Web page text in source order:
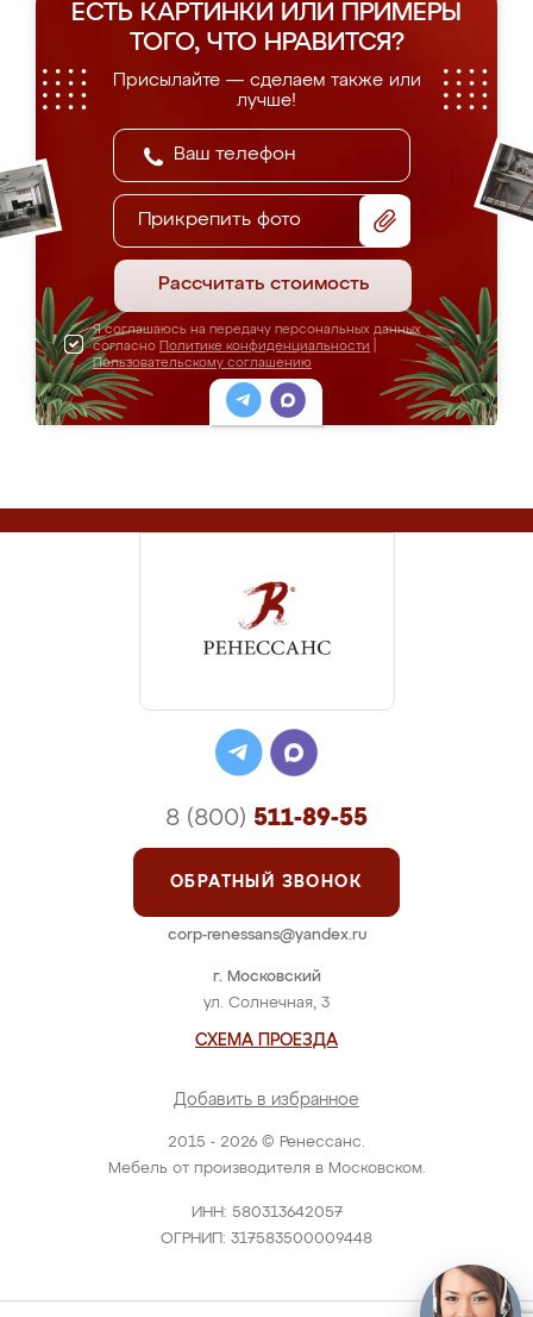
ЕСТЬ КАРТИНКИ ИЛИ ПРИМЕРЫ
ТОГО, ЧТО НРАВИТСЯ?
Присылайте — сделаем также или
лучше!
Прикрепить фото
Рассчитать стоимость
Я соглашаюсь на передачу персональных данных
согласно Политике конфиденциальности
Пользовательскому соглашению
2015 - 2026 © Ренессанс.
Мебель от производителя в Московском.
ИНН: 580313642057
ОГРНИП: 317583500009448
г. Московский
ул. Солнечная, 3
СХЕМА ПРОЕЗДА
Добавить в избранное
8 (800) 511-89-55
ОБРАТНЫЙ ЗВОНОК
corp-renessans@yandex.ru